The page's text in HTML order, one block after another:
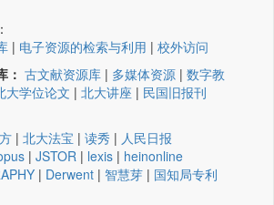
| 电子资源的检索与利用 | 校外访问
： 古文献资源库 | 多媒体资源 | 数字教
大学位论文 | 北大讲座 | 民国旧报刊
| 北大法宝 | 读秀 | 人民日报
| JSTOR | lexis | heinonline
| Derwent | 智慧芽 | 国知局专利